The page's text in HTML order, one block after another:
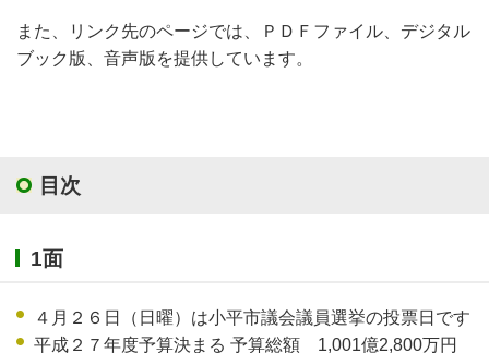
また、リンク先のページでは、ＰＤＦファイル、デジタル
ブック版、音声版を提供しています。
目次
1面
４月２６日（日曜）は小平市議会議員選挙の投票日です
平成２７年度予算決まる 予算総額 1,001億2,800万円